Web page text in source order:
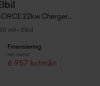
87kWh Nismo e-4ORCE 22kw Charger My24
mil • Elbil
Finansiering
Inkl. moms
6 957 kr/mån